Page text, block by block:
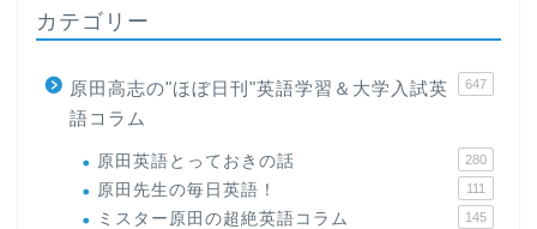
カテゴリー
原田高志の"ほぼ日刊"英語学習＆大学入試英
語コラム
647
原田英語とっておきの話 280
原田先生の毎日英語！ 111
ミスター原田の超絶英語コラム 145